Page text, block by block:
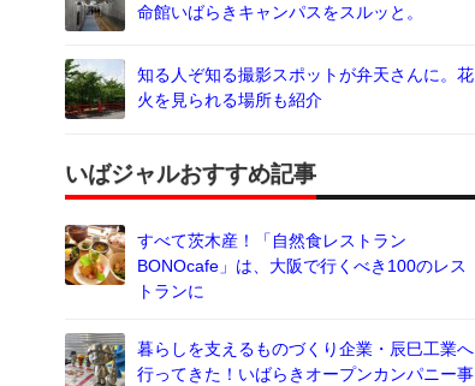
命館いばらきキャンパスをスルッと。
知る人ぞ知る撮影スポットが弁天さんに。花
火を見られる場所も紹介
いばジャルおすすめ記事
すべて茨木産！「自然食レストラン
BONOcafe」は、大阪で行くべき100のレス
トランに
暮らしを支えるものづくり企業・辰巳工業へ
行ってきた！いばらきオープンカンパニー事